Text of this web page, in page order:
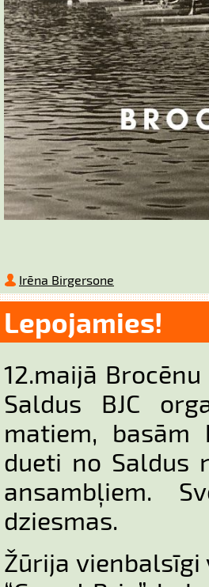
Irēna Birgersone
Lepojamies!
12.maijā
Saldus BJC
matiem, basām
dueti no Saldus
ansambļiem.
dziesmas.
Žūrija